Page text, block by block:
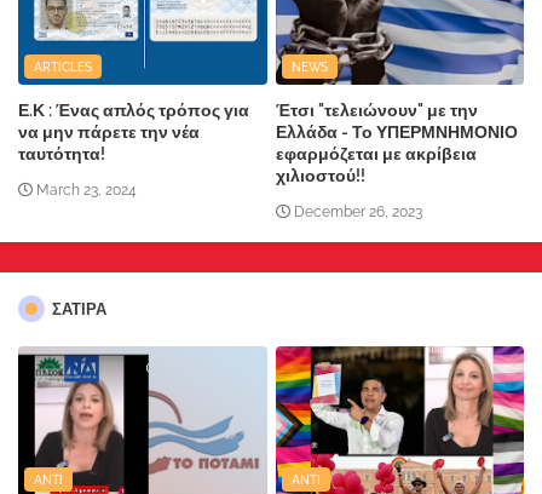
ARTICLES
Ε.Κ : Ένας απλός τρόπος για
να μην πάρετε την νέα
ταυτότητα!
March 23, 2024
NEWS
Έτσι "τελειώνουν" με την
Ελλάδα - Το ΥΠΕΡΜΝΗΜΟΝΙΟ
εφαρμόζεται με ακρίβεια
χιλιοστού!!
December 26, 2023
ΣΑΤΙΡΑ
ANTI ANTI